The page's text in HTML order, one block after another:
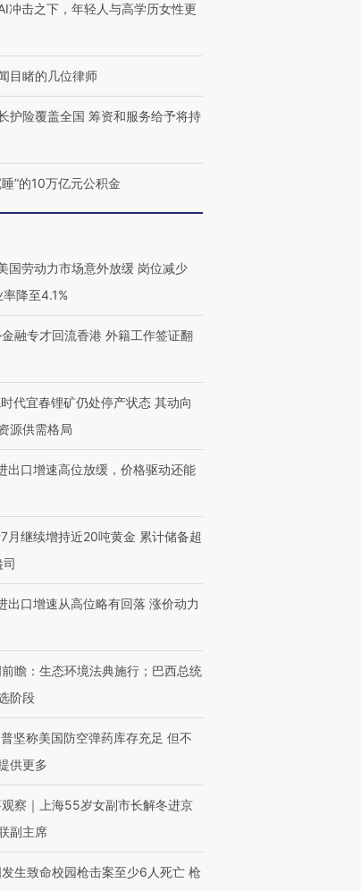
视线｜被称为“蟑螂”的印
视线｜“入侵”还是“人道危
局
97个 印度如何熬过48°C
的夏天
38岁梅西上演帽子戏法
冲击之下，年轻人与高学历女性更
目睹的几位律师
护险覆盖全国 筹资和服务给予将持
睡”的10万亿元公积金
国劳动力市场意外放缓 岗位减少
降至4.1%
融专才回流香港 外籍工作签证翻
代宜春锂矿仍处停产状态 其动向
源供需格局
出口增速高位放缓，价格驱动还能
月继续增持近20吨黄金 累计储备超
出口增速从高位略有回落 涨价动力
瞻：生态环境法典施行；巴西总统
阶段
坚称美国防空弹药库存充足 但不
供更多
观察｜上海55岁女副市长解冬进京
副主席
生致命校园枪击案至少6人死亡 枪